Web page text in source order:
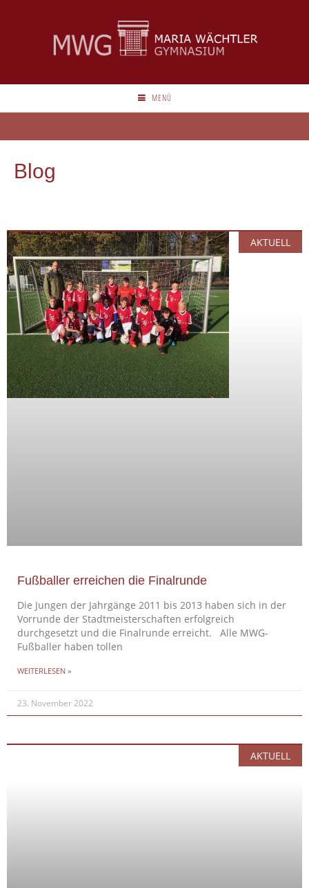
MENÜ
Blog
AKTUELL
Fußballer erreichen die Finalrunde
Die Jungen der Jahrgänge 2011 bis 2013 haben sich in der
Vorrunde der Stadtmeisterschaften erfolgreich
durchgesetzt und die Finalrunde erreicht. Alle MWG-
Fußballer haben tollen
WEITERLESEN »
23. November 2022
AKTUELL